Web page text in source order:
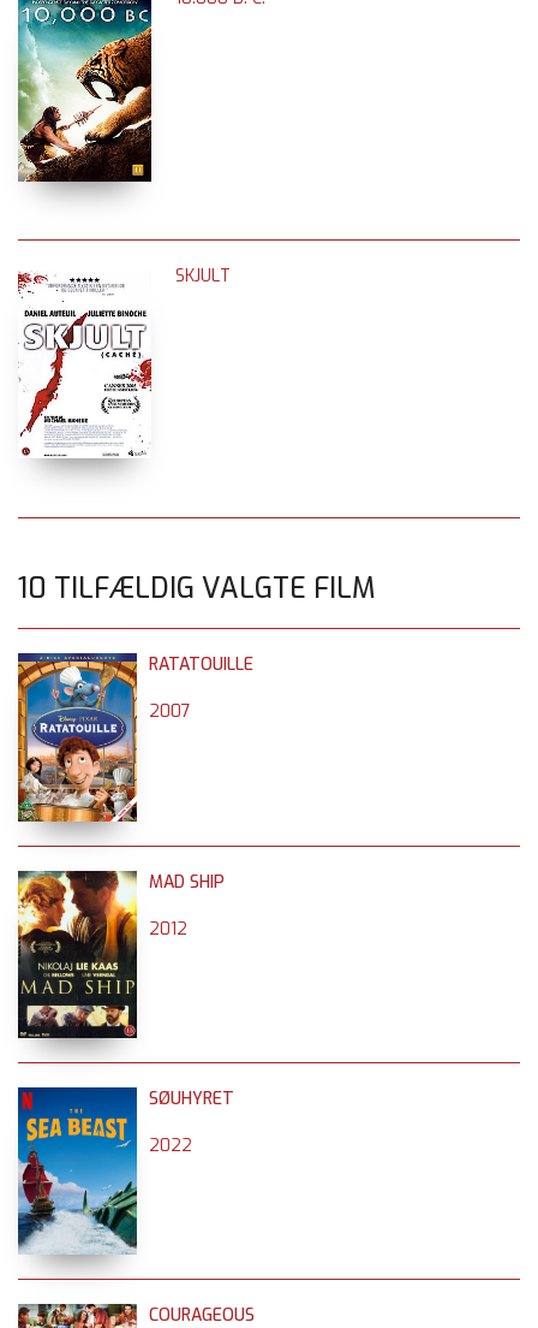
SKJULT
10 TILFÆLDIG VALGTE FILM
RATATOUILLE
2007
MAD SHIP
2012
SØUHYRET
2022
COURAGEOUS